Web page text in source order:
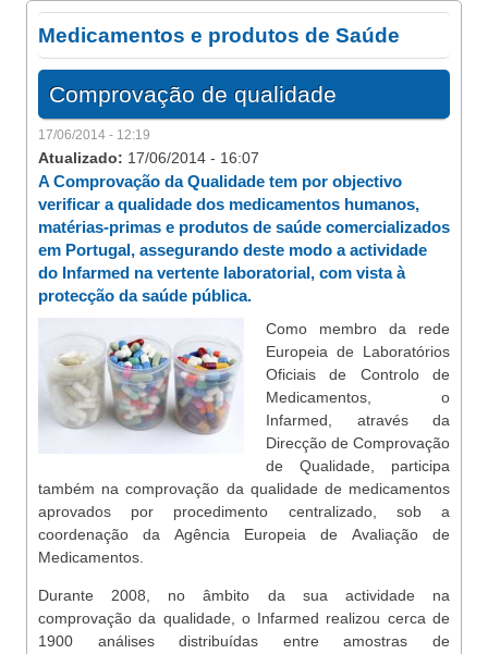
Medicamentos e produtos de Saúde
Comprovação de qualidade
17/06/2014 - 12:19
Atualizado: 17/06/2014 - 16:07
A Comprovação da Qualidade tem por objectivo
verificar a qualidade dos medicamentos humanos,
matérias-primas e produtos de saúde comercializados
em Portugal, assegurando deste modo a actividade
do Infarmed na vertente laboratorial, com vista à
protecção da saúde pública.
Como membro da rede
Europeia de Laboratórios
Oficiais de Controlo de
Medicamentos, o
Infarmed, através da
Direcção de Comprovação
de Qualidade, participa
também na comprovação da qualidade de medicamentos
aprovados por procedimento centralizado, sob a
coordenação da Agência Europeia de Avaliação de
Medicamentos.
Durante 2008, no âmbito da sua actividade na
comprovação da qualidade, o Infarmed realizou cerca de
1900 análises distribuídas entre amostras de